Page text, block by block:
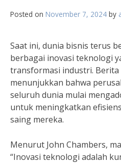
Posted on November 7, 2024 by
Saat ini, dunia bisnis terus
berbagai inovasi teknologi
transformasi industri.
menunjukkan bahwa
seluruh dunia mulai
untuk meningkatkan
saing mereka.
Menurut John Chambers,
“Inovasi teknologi adalah